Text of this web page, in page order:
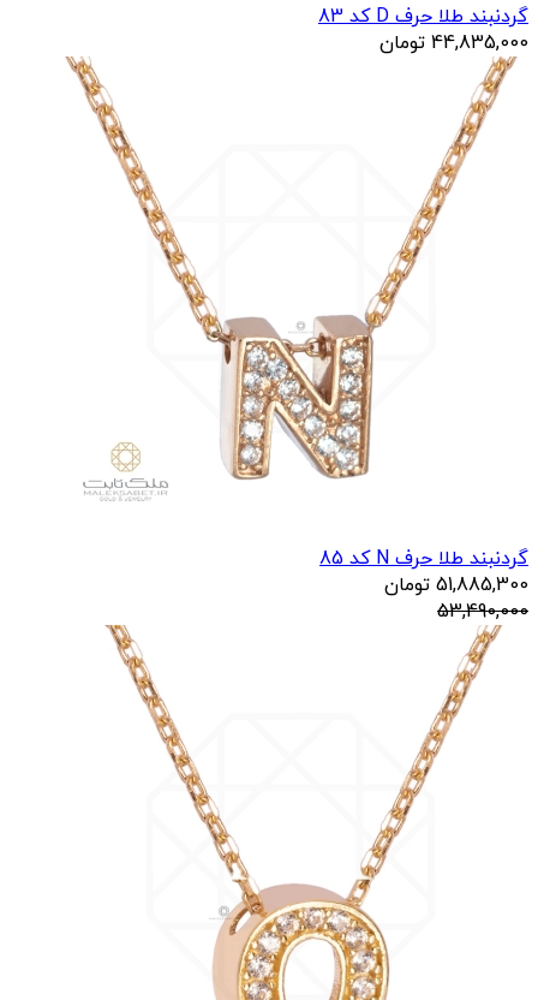
گردنبند طلا حرف D کد 83
44,835,000 تومان
گردنبند طلا حرف N کد 85
51,885,300 تومان
53,490,000